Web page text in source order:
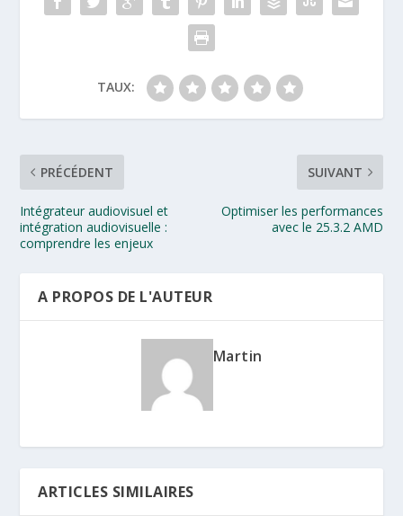
TAUX:
PRÉCÉDENT
Intégrateur audiovisuel et
intégration audiovisuelle :
comprendre les enjeux
SUIVANT
Optimiser les performances
avec le 25.3.2 AMD
A PROPOS DE L'AUTEUR
Martin
ARTICLES SIMILAIRES